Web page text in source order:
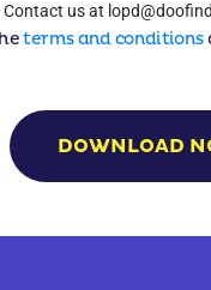
Contact us at
terms and conditions